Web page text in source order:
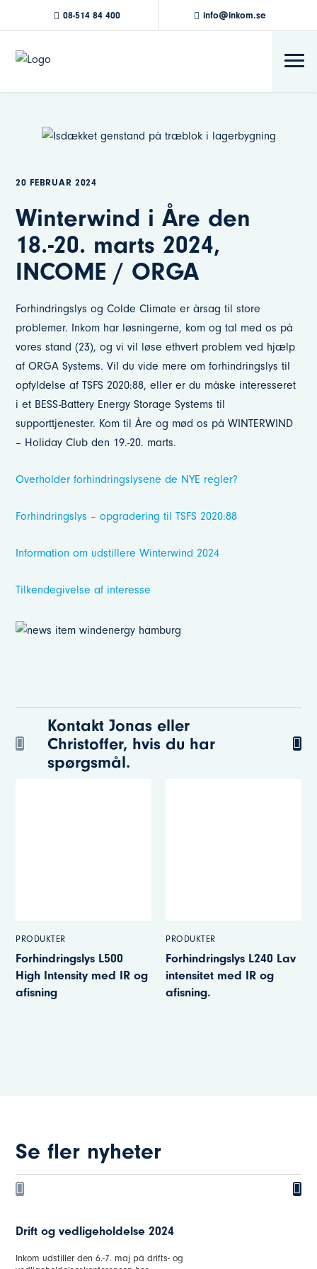
08-514 84 400 info@inkom.se
20 FEBRUAR 2024
Winterwind i Åre den
18.-20. marts 2024,
INCOME / ORGA
Forhindringslys og Colde Climate er årsag til store
problemer. Inkom har løsningerne, kom og tal med os på
vores stand (23), og vi vil løse ethvert problem ved hjælp
af ORGA Systems. Vil du vide mere om forhindringslys til
opfyldelse af TSFS 2020:88, eller er du måske interesseret
i et BESS-Battery Energy Storage Systems til
supporttjenester. Kom til Åre og mød os på WINTERWIND
– Holiday Club den 19.-20. marts.
Overholder forhindringslysene de NYE regler?
Forhindringslys – opgradering til TSFS 2020:88
Information om udstillere Winterwind 2024
Tilkendegivelse af interesse
Kontakt Jonas eller
Christoffer, hvis du har
spørgsmål.
PRODUKTER
Forhindringslys L240 Lav
intensitet med IR og
afisning.
MEDARBEJDERE
Christoffer Carlsson
Se fler nyheter
Energimesse i Kista den 22.-23. maj 2024 – Inkom
Inkom udstiller på Energimessen i Kista den 22.-23. maj 2024....